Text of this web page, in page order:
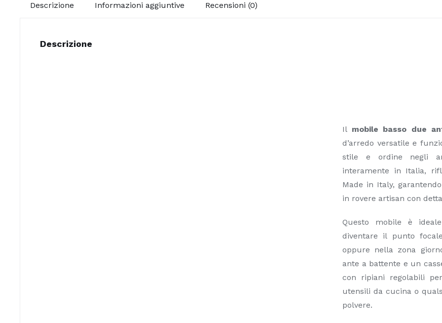
Descrizione Informazioni aggiuntive Recensioni (0)
Descrizione
Il mobile basso due
d’arredo versatile e
stile e ordine negli
interamente in Italia,
Made in Italy,
in rovere artisan con
Questo mobile è
diventare il punto
oppure nella zona
ante a battente e un
con ripiani regolabili
utensili da cucina o
polvere.